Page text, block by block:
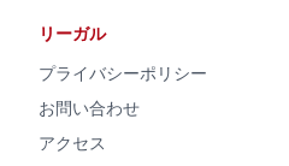
リーガル
プライバシーポリシー
お問い合わせ
アクセス